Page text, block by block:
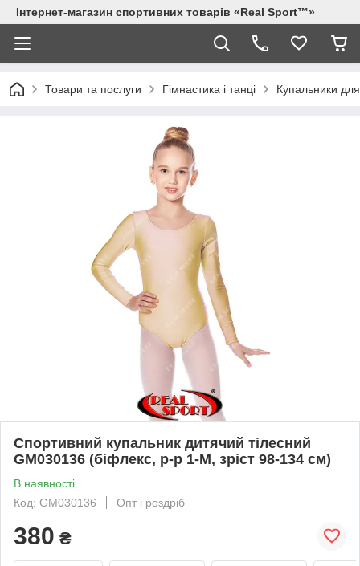
Інтернет-магазин спортивних товарів «Real Sport™»
Товари та послуги Гімнастика і танці Купальники для
Спортивний купальник дитячий тілесний
GM030136 (біфлекс, р-р 1-M, зріст 98-134 см)
В наявності
Код: GM030136
Опт і роздріб
380 ₴